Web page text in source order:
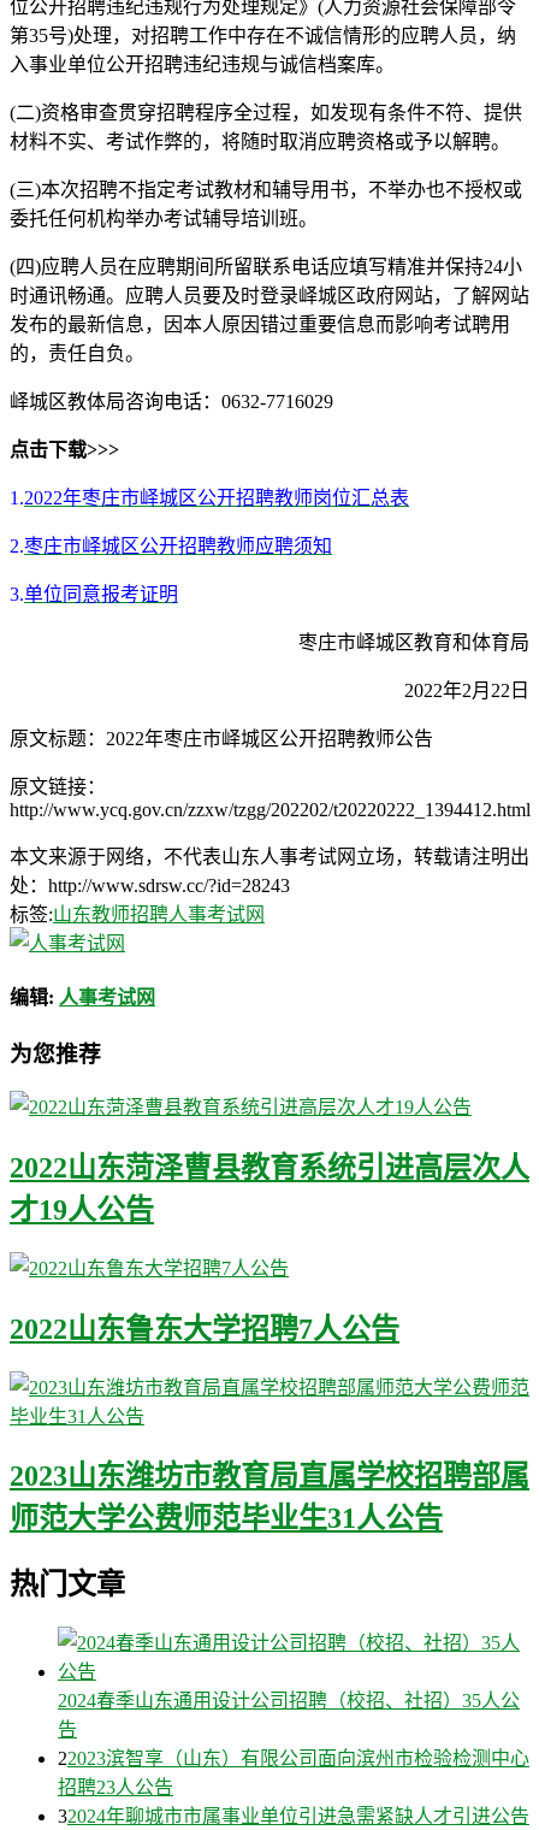
位公开招聘违纪违规行为处理规定》(人力资源社会保障部令
第35号)处理，对招聘工作中存在不诚信情形的应聘人员，纳
入事业单位公开招聘违纪违规与诚信档案库。
(二)资格审查贯穿招聘程序全过程，如发现有条件不符、提供
材料不实、考试作弊的，将随时取消应聘资格或予以解聘。
(三)本次招聘不指定考试教材和辅导用书，不举办也不授权或
委托任何机构举办考试辅导培训班。
(四)应聘人员在应聘期间所留联系电话应填写精准并保持24小
时通讯畅通。应聘人员要及时登录峄城区政府网站，了解网站
发布的最新信息，因本人原因错过重要信息而影响考试聘用
的，责任自负。
峄城区教体局咨询电话：0632-7716029
点击下载>>>
1.2022年枣庄市峄城区公开招聘教师岗位汇总表
2.枣庄市峄城区公开招聘教师应聘须知
3.单位同意报考证明
枣庄市峄城区教育和体育局
2022年2月22日
原文标题：2022年枣庄市峄城区公开招聘教师公告
原文链接：
http://www.ycq.gov.cn/zzxw/tzgg/202202/t20220222_1394412.html
本文来源于网络，不代表山东人事考试网立场，转载请注明出
处：http://www.sdrsw.cc/?id=28243
标签:山东教师招聘人事考试网
编辑: 人事考试网
为您推荐
2022山东菏泽曹县教育系统引进高层次人
才19人公告
2022山东鲁东大学招聘7人公告
2023山东潍坊市教育局直属学校招聘部属
师范大学公费师范毕业生31人公告
热门文章
2024春季山东通用设计公司招聘（校招、社招）35人公
告
22023滨智享（山东）有限公司面向滨州市检验检测中心
招聘23人公告
32024年聊城市市属事业单位引进急需紧缺人才引进公告